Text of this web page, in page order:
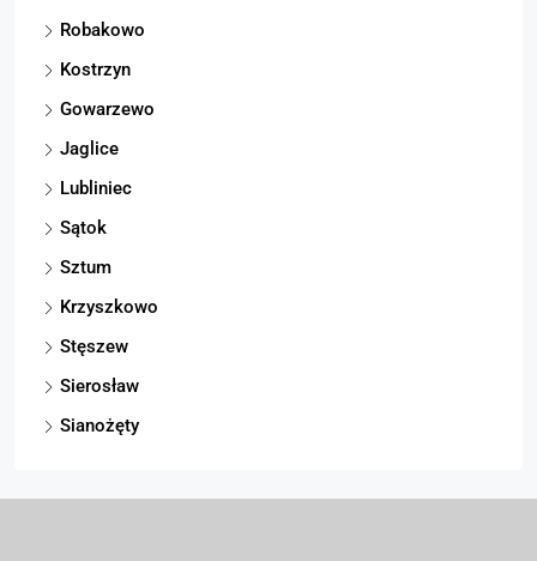
Robakowo
Kostrzyn
Gowarzewo
Jaglice
Lubliniec
Sątok
Sztum
Krzyszkowo
Stęszew
Sierosław
Sianożęty